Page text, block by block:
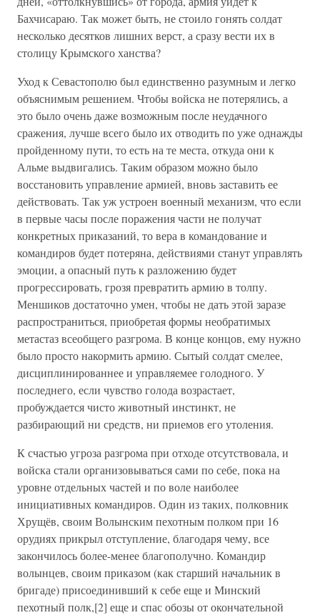
Бахчисараю. Так может быть, не стоило гонять солдат
несколько десятков лишних верст, а сразу вести их в
столицу Крымского ханства?
Уход к Севастополю был единственно разумным и легко
объяснимым решением. Чтобы войска не потерялись, а
это было очень даже возможным после неудачного
сражения, лучше всего было их отводить по уже однажды
пройденному пути, то есть на те места, откуда они к
Альме выдвигались. Таким образом можно было
восстановить управление армией, вновь заставить ее
действовать. Так уж устроен военный механизм, что если
в первые часы после поражения части не получат
конкретных приказаний, то вера в командование и
командиров будет потеряна, действиями станут управлять
эмоции, а опасный путь к разложению будет
прогрессировать, грозя превратить армию в толпу.
Меншиков достаточно умен, чтобы не дать этой заразе
распространиться, приобретая формы необратимых
метастаз всеобщего разгрома. В конце концов, ему нужно
было просто накормить армию. Сытый солдат смелее,
дисциплинированнее и управляемее голодного. У
последнего, если чувство голода возрастает,
пробуждается чисто животный инстинкт, не
разбирающий ни средств, ни приемов его утоления.
К счастью угроза разгрома при отходе отсутствовала, и
войска стали организовываться сами по себе, пока на
уровне отдельных частей и по воле наиболее
инициативных командиров. Один из таких, полковник
Хрущёв, своим Волынским пехотным полком при 16
орудиях прикрыл отступление, благодаря чему, все
закончилось более-менее благополучно. Командир
волынцев, своим приказом (как старший начальник в
бригаде) присоединивший к себе еще и Минский
пехотный полк,[2] еще и спас обозы от окончательной